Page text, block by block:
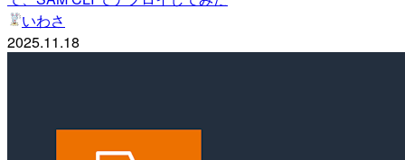
いわさ
2025.11.18